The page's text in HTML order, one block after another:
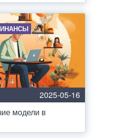
2025-05-16
модели в